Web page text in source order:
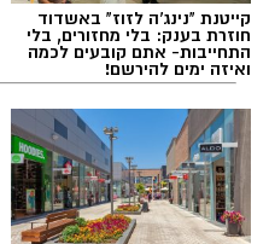
קייטנת "נינג'ה לזוז" באשדוד
חוזרת בענק: בלי מחזורים, בלי
התחייבות- אתם קובעים לכמה
ואיזה ימים להירשם!